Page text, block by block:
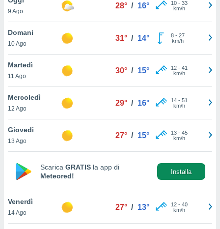
è
al sito
di
ci
di
il
un
la
nella
9 Ago
28° / 16° 10- 33
km/h
Domani
10 Ago
31° / 14° 8- 27
km/h
Martedì
11 Ago
30° / 15° 12- 41
km/h
Mercoledì
12 Ago
29° / 16° 14- 51
km/h
Giovedi
13 Ago
27° / 15° 13- 45
km/h
Scarica GRATIS la app di
Meteored!
Installa
Venerdì
14 Ago
27° / 13° 12- 40
km/h